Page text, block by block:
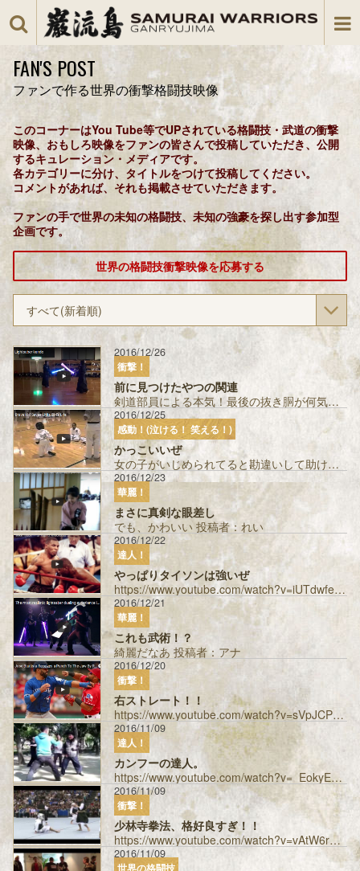
FAN'S POST
ファンで作る世界の衝撃格闘技映像
このコーナーはYou Tube等でUPされている格闘技・武道の衝撃
映像、おもしろ映像をファンの皆さんで投稿していただき、公開
するキュレーション・メディアです。
各カテゴリーに分け、タイトルをつけて投稿してください。
コメントがあれば、それも掲載させていただきます。
ファンの手で世界の未知の格闘技、未知の強豪を探し出す参加型
企画です。
世界の格闘技衝撃映像を応募する
すべて(新着順)
2016/12/26
衝撃！
前に見つけたやつの関連
剣道部員による本気！最後の抜き胴が何気に鮮やかw 投稿者：アナ...
2016/12/25
感動！(泣ける！ 笑える！)
かっこいいぜ
女の子がいじめられてると勘違いして助けに入るヒーロー。将来は巌流島に出て欲しい！！ 投稿者：無双パンチャー...
2016/12/23
華麗！
まさに真剣な眼差し
でも、かわいい 投稿者：れい
2016/12/22
達人！
やっぱりタイソンは強いぜ
https://www.youtube.com/watch?v=iUTdwfe5xsk たまに観てる 投稿者：ぶろしー ...
2016/12/21
華麗！
これも武術！？
綺麗だなあ 投稿者：アナ
2016/12/20
衝撃！
右ストレート！！
https://www.youtube.com/watch?v=sVpJCPwrUes 巌流島がスカウトするべき？ 投稿者：ち...
2016/11/09
達人！
カンフーの達人。
https://www.youtube.com/watch?v=_EokyEhhkVY 渡辺師範と戦って欲しい。 投稿者：アニ...
2016/11/09
衝撃！
少林寺拳法、格好良すぎ！！
https://www.youtube.com/watch?v=vAtW6rNNplI リアル喧嘩稼業な感じ。 投稿者：アニマルアキ �...
2016/11/09
世界の格闘技